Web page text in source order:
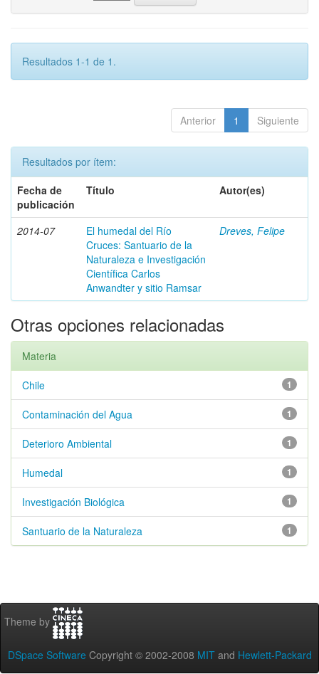
Resultados 1-1 de 1.
Anterior 1 Siguiente
Resultados por ítem:
Fecha de
publicación
Título Autor(es)
2014-07
El humedal del Río
Cruces: Santuario de la
Naturaleza e Investigación
Científica Carlos
Anwandter y sitio Ramsar
Dreves, Felipe
Otras opciones relacionadas
Materia
1
Chile
1
Contaminación del Agua
1
Deterioro Ambiental
1
Humedal
1
Investigación Biológica
1
Santuario de la Naturaleza
Theme by
DSpace Software Copyright © 2002-2008 MIT and Hewlett-Packard